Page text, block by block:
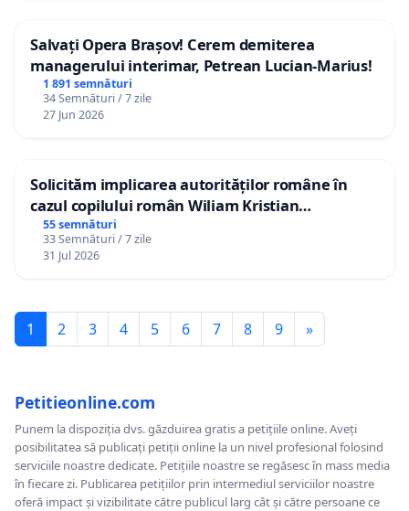
Salvați Opera Brașov! Cerem demiterea
managerului interimar, Petrean Lucian-Marius!
1 891 semnături
34 Semnături / 7 zile
27 Jun 2026
Solicităm implicarea autorităților române în
cazul copilului român Wiliam Kristian
Gheorghe, aflat în plasament în Danemarca de
12 ani
55 semnături
33 Semnături / 7 zile
31 Jul 2026
1 2 3 4 5 6 7 8 9 »
Petitieonline.com
Punem la dispoziția dvs. găzduirea gratis a petițiile online. Aveți
posibilitatea să publicați petiții online la un nivel profesional folosind
serviciile noastre dedicate. Petițiile noastre se regăsesc în mass media
în fiecare zi. Publicarea petițiilor prin intermediul serviciilor noastre
oferă impact și vizibilitate către publicul larg cât și către persoane ce